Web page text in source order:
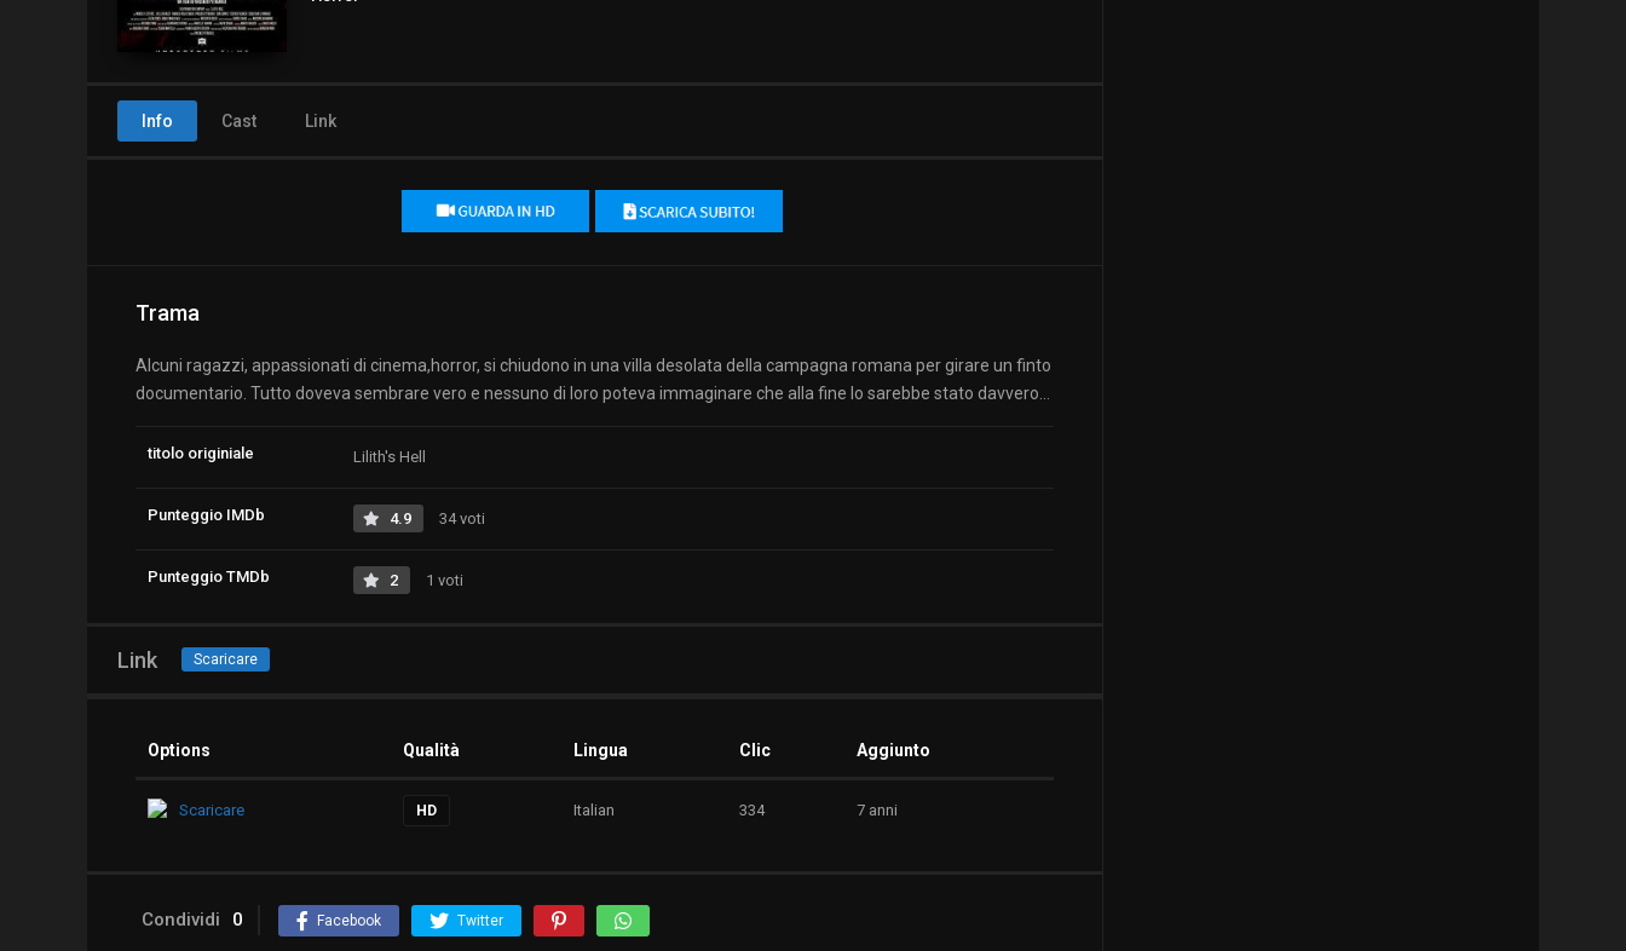
Info Cast Link
Trama
Alcuni ragazzi, appassionati di cinema,horror, si chiudono in una villa desolata della campagna romana per girare un finto
documentario. Tutto doveva sembrare vero e nessuno di loro poteva immaginare che alla fine lo sarebbe stato davvero…
titolo originiale Lilith's Hell
Punteggio IMDb 4.9 34 voti
Punteggio TMDb 2 1 voti
Link Scaricare
Options Qualità Lingua Clic Aggiunto
Scaricare HD Italian 334 7 anni
Condividi 0 Facebook Twitter